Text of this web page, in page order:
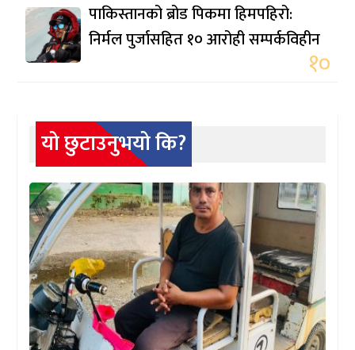
पाकिस्तानको ब्रोड पिकमा हिमपहिरो:
निर्मल पुर्जासहित १० आरोही सम्पर्कविहीन
१०
यो छुटाउनुभयो कि?